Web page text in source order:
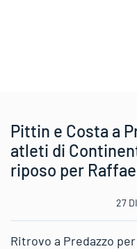
Pittin e Costa a
atleti di
riposo per
27
Ritrovo a Predazzo